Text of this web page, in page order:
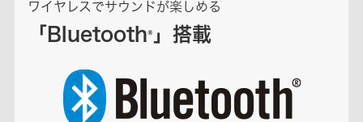
ワイヤレスでサウンドが楽しめる
「Bluetooth® 」搭載